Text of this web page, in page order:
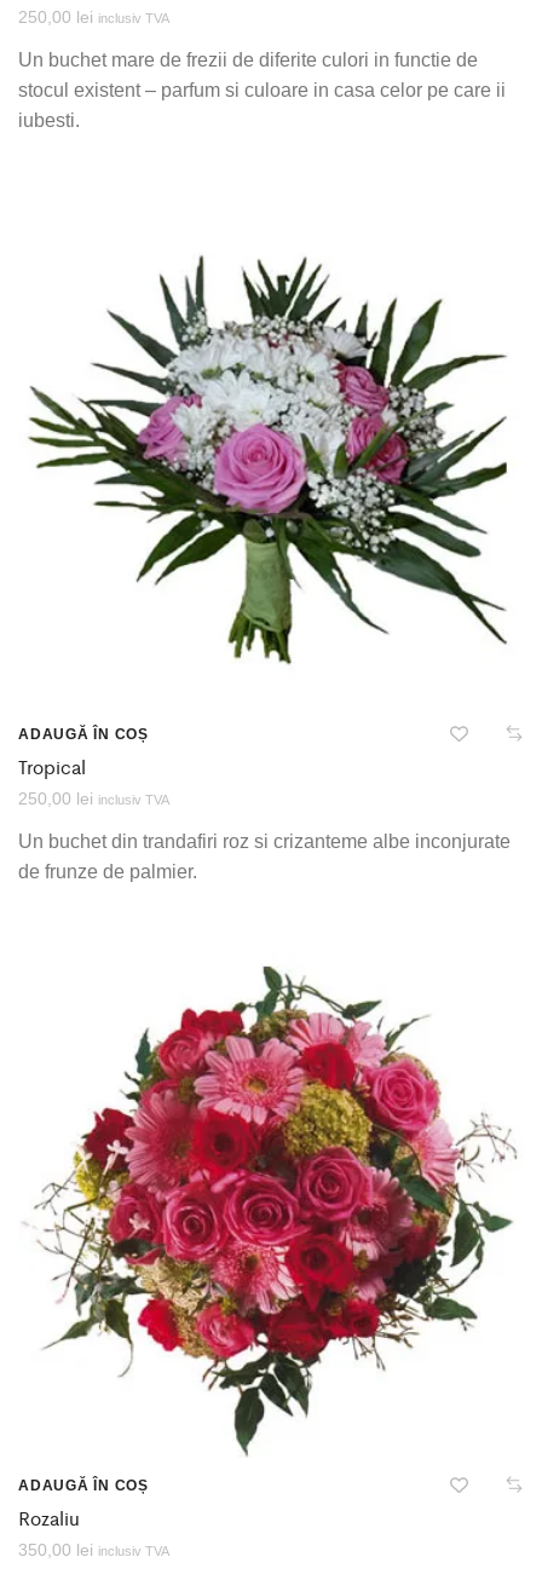
250,00 lei inclusiv TVA
Un buchet mare de frezii de diferite culori in functie de
stocul existent – parfum si culoare in casa celor pe care ii
iubesti.
ADAUGĂ ÎN COȘ
Tropical
250,00 lei inclusiv TVA
Un buchet din trandafiri roz si crizanteme albe inconjurate
de frunze de palmier.
ADAUGĂ ÎN COȘ
Rozaliu
350,00 lei inclusiv TVA